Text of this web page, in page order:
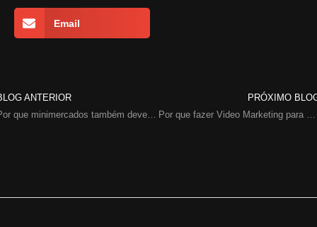
Email
ANTERIOR
Por que minimercados também devem ter um site?
PRÓXIMO
Por que fazer Video Marketing para a sua empresa?